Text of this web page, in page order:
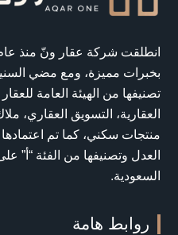
بخبرات مميزة، ومع مضي
تصنيفها من الهيئة العامة
العقارية، التسويق العقاري،
منتجات سكني، كما تم
العدل وتصنيفها من الفئة “أ”
السعودية.
روابط هامة